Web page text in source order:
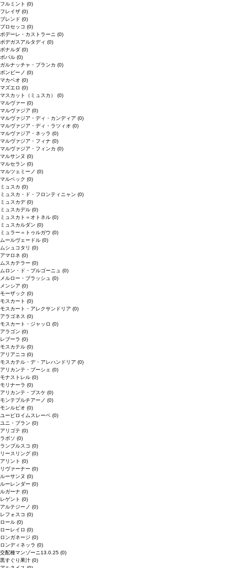
フルミント (0)
フレイザ (0)
ブレンド (0)
プロセッコ (0)
ポデーレ・カストラーニ (0)
ボデガスアルタディ (0)
ボナルダ (0)
ボバル (0)
ガルナッチャ・ブランカ (0)
ボンビーノ (0)
マカベオ (0)
マズエロ (0)
マスカット（ミュスカ） (0)
マルヴァー (0)
マルヴァジア (0)
マルヴァジア・ディ・カンディア (0)
マルヴァジア・ディ・ラツィオ (0)
マルヴァジア・ネッラ (0)
マルヴァジア・フィナ (0)
マルヴァジア・フィンカ (0)
マルサンヌ (0)
マルセラン (0)
マルツェミーノ (0)
マルベック (0)
ミュスカ (0)
ミュスカ・ド・フロンティニャン (0)
ミュスカデ(0)
ミュスカデル (0)
ミュスカト＝オトネル (0)
ミュスカルダン (0)
ミュラー＝トゥルガウ (0)
ムールヴェードル (0)
ムシュコタリ (0)
アマロネ (0)
ムスカテラー (0)
ムロン・ド・ブルゴーニュ (0)
メルロー・ブラッシュ (0)
メンシア (0)
モーザック (0)
モスカート (0)
モスカート・アレクサンドリア (0)
アラゴネス (0)
モスカート・ジャッロ (0)
アラゴン (0)
レブーラ (0)
モスカテル (0)
アリアニコ (0)
モスカテル・デ・アレハンドリア (0)
アリカンテ・ブーシェ (0)
モナストレル (0)
モリナーラ (0)
アリカンテ・ブスケ (0)
モンテプルチアーノ (0)
モンルビオ (0)
ユービロイムスレーベ (0)
ユニ・ブラン (0)
アリゴテ (0)
ラボソ (0)
ランブルスコ (0)
リースリング (0)
アリント (0)
リヴァーナー (0)
ルーサンヌ (0)
ルーレンダー (0)
ルガーナ (0)
レゲント (0)
アルテジーノ (0)
レフォスコ (0)
ロール (0)
ローレイロ (0)
ロンガネージ (0)
ロンディネッラ (0)
交配種マンゾーニ13.0.25 (0)
黒すぐり果汁 (0)